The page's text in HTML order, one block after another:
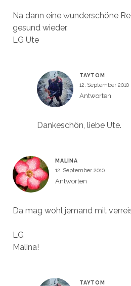
Na dann eine wunderschöne
gesund wieder.
LG Ute
TAYTOM
12. September 2010
Antworten
Dankeschön, liebe Ute.
MALINA
12. September 2010
Antworten
Da mag wohl jemand mit
LG
Malina!
TAYTOM